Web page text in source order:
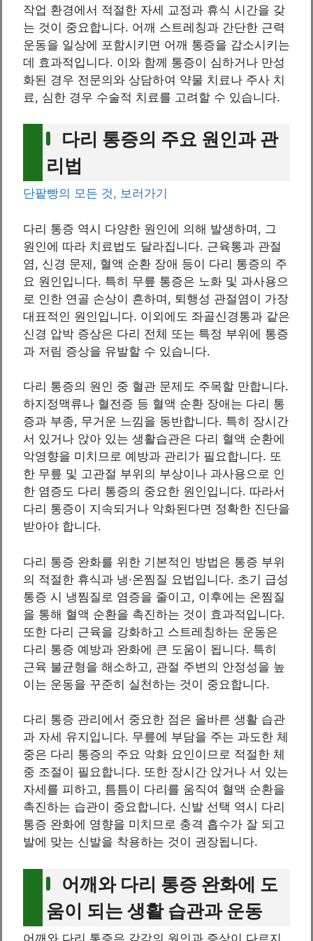
작업 환경에서 적절한 자세 교정과 휴식 시간을 갖
는 것이 중요합니다. 어깨 스트레칭과 간단한 근력
운동을 일상에 포함시키면 어깨 통증을 감소시키는
데 효과적입니다. 이와 함께 통증이 심하거나 만성
화된 경우 전문의와 상담하여 약물 치료나 주사 치
료, 심한 경우 수술적 치료를 고려할 수 있습니다.
다리 통증의 주요 원인과 관
리법
단팥빵의 모든 것, 보러가기
다리 통증 역시 다양한 원인에 의해 발생하며, 그
원인에 따라 치료법도 달라집니다. 근육통과 관절
염, 신경 문제, 혈액 순환 장애 등이 다리 통증의 주
요 원인입니다. 특히 무릎 통증은 노화 및 과사용으
로 인한 연골 손상이 흔하며, 퇴행성 관절염이 가장
대표적인 원인입니다. 이외에도 좌골신경통과 같은
신경 압박 증상은 다리 전체 또는 특정 부위에 통증
과 저림 증상을 유발할 수 있습니다.
다리 통증의 원인 중 혈관 문제도 주목할 만합니다.
하지정맥류나 혈전증 등 혈액 순환 장애는 다리 통
증과 부종, 무거운 느낌을 동반합니다. 특히 장시간
서 있거나 앉아 있는 생활습관은 다리 혈액 순환에
악영향을 미치므로 예방과 관리가 필요합니다. 또
한 무릎 및 고관절 부위의 부상이나 과사용으로 인
한 염증도 다리 통증의 중요한 원인입니다. 따라서
다리 통증이 지속되거나 악화된다면 정확한 진단을
받아야 합니다.
다리 통증 완화를 위한 기본적인 방법은 통증 부위
의 적절한 휴식과 냉·온찜질 요법입니다. 초기 급성
통증 시 냉찜질로 염증을 줄이고, 이후에는 온찜질
을 통해 혈액 순환을 촉진하는 것이 효과적입니다.
또한 다리 근육을 강화하고 스트레칭하는 운동은
다리 통증 예방과 완화에 큰 도움이 됩니다. 특히
근육 불균형을 해소하고, 관절 주변의 안정성을 높
이는 운동을 꾸준히 실천하는 것이 중요합니다.
다리 통증 관리에서 중요한 점은 올바른 생활 습관
과 자세 유지입니다. 무릎에 부담을 주는 과도한 체
중은 다리 통증의 주요 악화 요인이므로 적절한 체
중 조절이 필요합니다. 또한 장시간 앉거나 서 있는
자세를 피하고, 틈틈이 다리를 움직여 혈액 순환을
촉진하는 습관이 중요합니다. 신발 선택 역시 다리
통증 완화에 영향을 미치므로 충격 흡수가 잘 되고
발에 맞는 신발을 착용하는 것이 권장됩니다.
어깨와 다리 통증 완화에 도
움이 되는 생활 습관과 운동
어깨와 다리 통증은 각각의 원인과 증상이 다르지